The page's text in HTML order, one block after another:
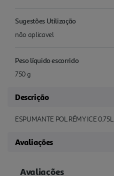
Sugestões Utilização
não aplicavel
Peso líquido escorrido
750 g
Descrição
ESPUMANTE POL RÉMY ICE 0.75L
Avaliações